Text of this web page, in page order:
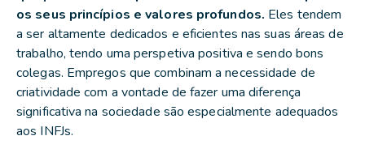
os seus princípios e valores profundos. Eles tendem
a ser altamente dedicados e eficientes nas suas áreas de
trabalho, tendo uma perspetiva positiva e sendo bons
colegas. Empregos que combinam a necessidade de
criatividade com a vontade de fazer uma diferença
significativa na sociedade são especialmente adequados
aos INFJs.